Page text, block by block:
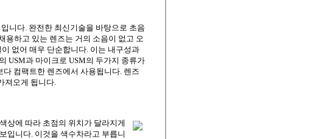
니다. 완전한 최신기술을 바탕으로 초음
용하고 있는 렌즈는 거의 소음이 없고 오
없어 매우 단순합니다. 이는 내구성과
USM과 마이크로 USM의 두가지 종류가
컴팩트한 렌즈에서 사용됩니다. 렌즈
져오게 됩니다.
상에 따라 초점의 위치가 달라지게
입니다. 이것을 색수차라고 부릅니